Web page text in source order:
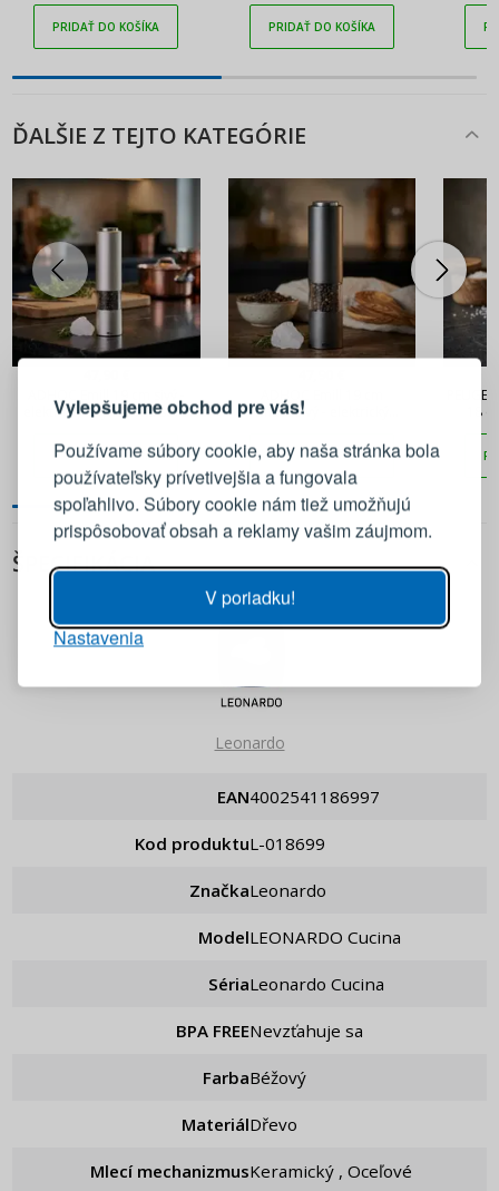
Vylepšujeme obchod pre vás!
Používame súbory cookie, aby naša stránka bola
používateľsky prívetivejšia a fungovala
spoľahlivo. Súbory cookie nám tiež umožňujú
prispôsobovať obsah a reklamy vašim záujmom.
V poriadku!
Nastavenia
PRIDAŤ DO KOŠÍKA PRIDAŤ DO KOŠÍKA
ĎALŠIE Z TEJTO KATEGÓRIE
elektrický mlynček na soľ a
ocele
PRIDAŤ DO KOŠÍKA
ADHOC Emill 19 cm
tmavosivý - elektrický
nehrdzavejúcej ocele
PRIDAŤ DO KOŠÍKA
18
ŠPECIFIKÁCIA
Leonardo
EAN 4002541186997
Kod produktu L-018699
Značka Leonardo
Model LEONARDO Cucina
Séria Leonardo Cucina
BPA FREE Nevzťahuje sa
Farba Béžový
Materiál Dřevo
Mlecí mechanizmus Keramický , Oceľové
PRIHLÁSENIE REGISTRÁCIA
Prihláste sa k svojmu účtu
PRIHLÁSIŤ SA
Pripomenutie hesla